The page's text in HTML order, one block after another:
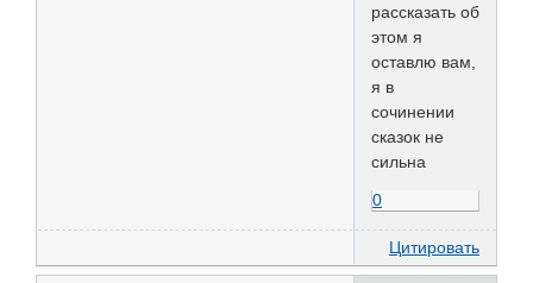
рассказать об
этом я
оставлю вам,
я в
сочинении
сказок не
сильна
0
Цитировать